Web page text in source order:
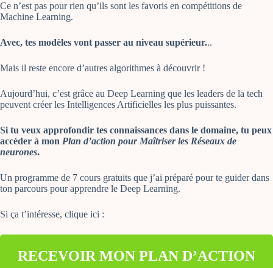
Ce n’est pas pour rien qu’ils sont les favoris en compétitions de
Machine Learning.
Avec, tes modèles vont passer au niveau supérieur...
Mais il reste encore d’autres algorithmes à découvrir !
Aujourd’hui, c’est grâce au Deep Learning que les leaders de la tech
peuvent créer les Intelligences Artificielles les plus puissantes.
Si tu veux approfondir tes connaissances dans le domaine, tu peux
accéder à mon Plan d’action pour Maîtriser les Réseaux de
neurones.
Un programme de 7 cours gratuits que j’ai préparé pour te guider dans
ton parcours pour apprendre le Deep Learning.
Si ça t’intéresse, clique ici :
RECEVOIR MON PLAN D’ACTION